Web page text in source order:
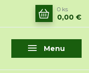
Menu
0 ks
0,00 €